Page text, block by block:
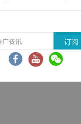
并没有经营或提供
的错漏或延误，或
失、损害、受伤或
概不负责。一
订阅